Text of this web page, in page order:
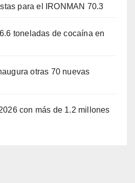
para el IRONMAN 70.3
toneladas de cocaína en
otras 70 nuevas
con más de 1.2 millones